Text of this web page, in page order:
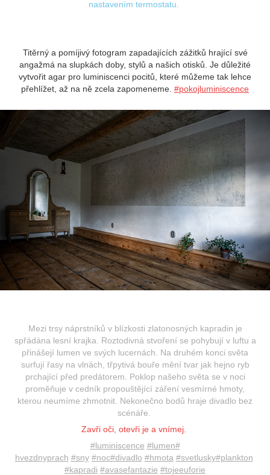
nastavením termostatu.
Titěrný a pomíjivý fotogram zapadajících zážitků hrající své
angažmá na slupkách doby, stylů a našich otisků. Je důležité
vytvořit agar pro luminiscenci pocitů, které můžeme tak lehce
přehlížet, až na ně zcela zapomeneme. #pokojluminiscence
Mezi trsy náprstníků v blízkosti zlatonosných kapradin je
spřádána lesní krajka. Roztodivná stvoření se pohybují v luftu a
přinášejí lumen ve svých lucernách. Na druhém konci světa
surfují řasy na vlnách, třpytivá bouře mění tvar jak hejno ryb
prchající před predátorem. Poklop našeho světa se v noci
proměňuje v cedník propouštějící záření vesmírné hmoty,
kterou neumíme zhmotnit. Nekonečno bodů hraje divadlo bez
scénáře.
Zavři oči, otevři je a vnímej.
#luminiscence #lumen#
hvezdnyprach #sny #noc#divadlo #hmota #svetlusky#plankton
#kapradi #avasefantazie #tojeeuforie